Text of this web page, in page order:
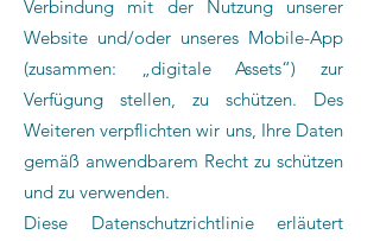
Verbindung mit der Nutzung unserer
Website und/oder unseres Mobile-App
(zusammen: „digitale Assets“) zur
Verfügung stellen, zu schützen. Des
Weiteren verpflichten wir uns, Ihre Daten
gemäß anwendbarem Recht zu schützen
und zu verwenden.
Diese Datenschutzrichtlinie erläutert